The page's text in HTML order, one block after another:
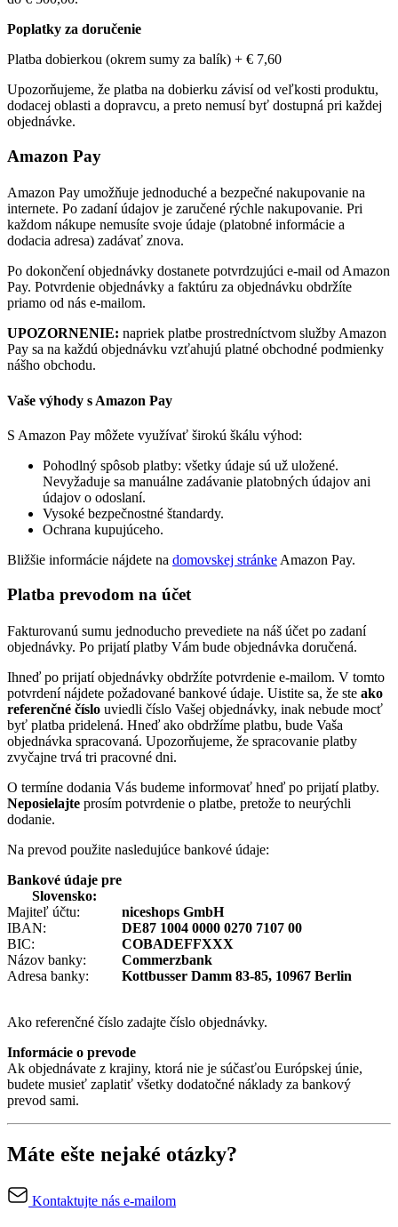
Poplatky za doručenie
Platba dobierkou (okrem sumy za balík) + € 7,60
Upozorňujeme, že platba na dobierku závisí od veľkosti produktu,
dodacej oblasti a dopravcu, a preto nemusí byť dostupná pri každej
objednávke.
Amazon Pay
Amazon Pay umožňuje jednoduché a bezpečné nakupovanie na
internete. Po zadaní údajov je zaručené rýchle nakupovanie. Pri
každom nákupe nemusíte svoje údaje (platobné informácie a
dodacia adresa) zadávať znova.
Po dokončení objednávky dostanete potvrdzujúci e-mail od Amazon
Pay. Potvrdenie objednávky a faktúru za objednávku obdržíte
priamo od nás e-mailom.
UPOZORNENIE: napriek platbe prostredníctvom služby Amazon
Pay sa na každú objednávku vzťahujú platné obchodné podmienky
nášho obchodu.
Vaše výhody s Amazon Pay
S Amazon Pay môžete využívať širokú škálu výhod:
Pohodlný spôsob platby: všetky údaje sú už uložené.
Nevyžaduje sa manuálne zadávanie platobných údajov ani
údajov o odoslaní.
Vysoké bezpečnostné štandardy.
Ochrana kupujúceho.
Bližšie informácie nájdete na domovskej stránke Amazon Pay.
Platba prevodom na účet
Fakturovanú sumu jednoducho prevediete na náš účet po zadaní
objednávky. Po prijatí platby Vám bude objednávka doručená.
Ihneď po prijatí objednávky obdržíte potvrdenie e-mailom. V tomto
potvrdení nájdete požadované bankové údaje. Uistite sa, že ste ako
referenčné číslo uviedli číslo Vašej objednávky, inak nebude mocť
byť platba pridelená. Hneď ako obdržíme platbu, bude Vaša
objednávka spracovaná. Upozorňujeme, že spracovanie platby
zvyčajne trvá tri pracovné dni.
O termíne dodania Vás budeme informovať hneď po prijatí platby.
Neposielajte prosím potvrdenie o platbe, pretože to neurýchli
dodanie.
Na prevod použite nasledujúce bankové údaje:
Bankové údaje pre
Slovensko:
Majiteľ účtu:
niceshops GmbH
IBAN:
DE87 1004 0000 0270 7107 00
BIC:
COBADEFFXXX
Názov banky:
Commerzbank
Adresa banky:
Kottbusser Damm 83-85, 10967 Berlin
Ako referenčné číslo zadajte číslo objednávky.
Informácie o prevode
Ak objednávate z krajiny, ktorá nie je súčasťou Európskej únie,
budete musieť zaplatiť všetky dodatočné náklady za bankový
prevod sami.
Máte ešte nejaké otázky?
Kontaktujte nás e-mailom